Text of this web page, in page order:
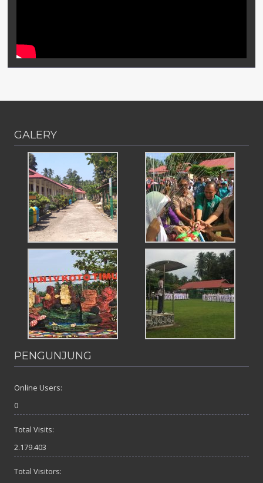
GALERY
PENGUNJUNG
Online Users:
0
Total Visits:
2.179.403
Total Visitors: